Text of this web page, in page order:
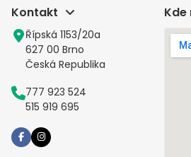
Kontakt
Řípská 1153/20a
627 00 Brno
Česká Republika
777 923 524
515 919 695
Kde